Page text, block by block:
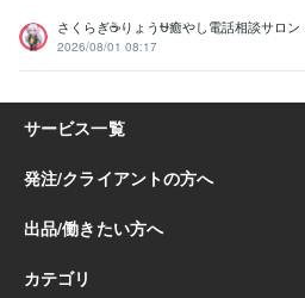
さくらぎ☕りょう⛎癒やし電話相談サロン
2026/08/01 08:17